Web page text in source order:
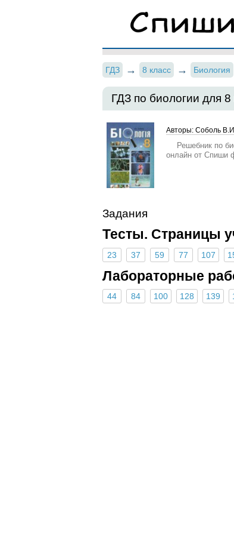
ГДЗ 8 класс Биология
ГДЗ по биологии для
Авторы: Соболь
Решебник по
онлайн от Спиши
Задания
Тесты. Страницы
23 37 59 77 107
Лабораторные
44 84 100 128 139